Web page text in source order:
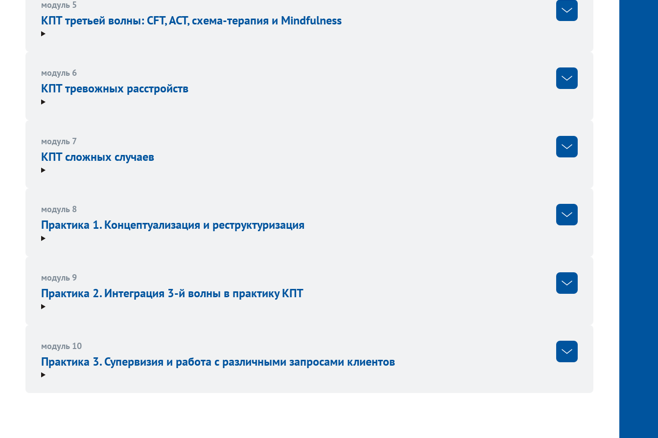
модуль 5
КПТ третьей волны: CFT, ACT, схема-терапия и Mindfulness
модуль 6
КПТ тревожных расстройств
модуль 7
КПТ сложных случаев
модуль 8
Практика 1. Концептуализация и реструктуризация
модуль 9
Практика 2. Интеграция 3-й волны в практику КПТ
модуль 10
Практика 3. Супервизия и работа с различными запросами клиентов